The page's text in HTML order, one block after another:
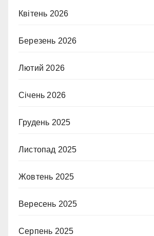
Квітень 2026
Березень 2026
Лютий 2026
Січень 2026
Грудень 2025
Листопад 2025
Жовтень 2025
Вересень 2025
Серпень 2025